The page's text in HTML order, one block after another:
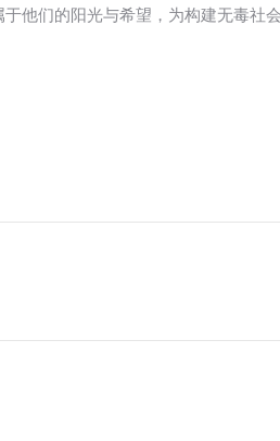
他们的阳光与希望，为构建无毒社